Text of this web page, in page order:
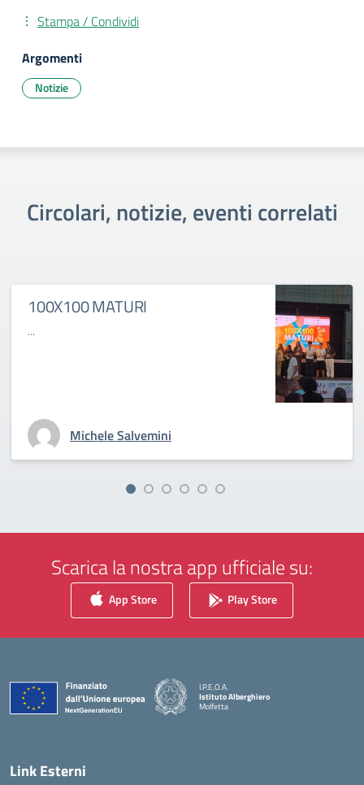
Stampa / Condividi
Argomenti
Notizie
Circolari, notizie, eventi correlati
100X100 MATURI
...
Michele Salvemini
Scarica la nostra app ufficiale su:
App Store Play Store
I.P.E.O.A.
Istituto Alberghiero
Molfetta
Link Esterni